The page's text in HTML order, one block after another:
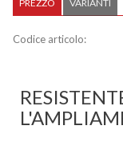
PREZZO VARIANTI
Codice articolo: